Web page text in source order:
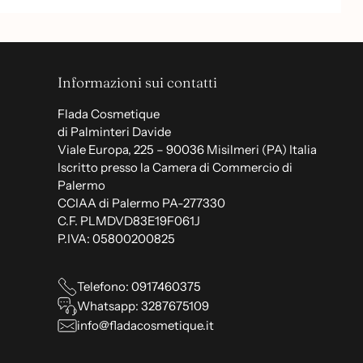
Informazioni sui contatti
Flada Cosmetique
di Palminteri Davide
Viale Europa, 225 – 90036 Misilmeri (PA) Italia
Iscritto presso la Camera di Commercio di
Palermo
CCIAA di Palermo PA-277330
C.F. PLMDVD83E19F061J
P.IVA: 05800200825
Telefono: 0917460375
Whatsapp: 3287675109
info@fladacosmetique.it